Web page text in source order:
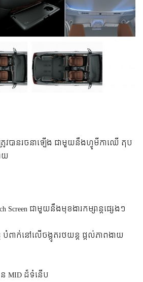
ត្រូវបានរចនាឡើង ជាមួយនឹងហ្វូមីកាឈើ តុប
Screen ជាមួយនឹងមុខងារកម្សាន្តផ្សេងៗ
បំពាក់នៅលើចង្កូតរថយន្ត ផ្តល់ភាពងាយ
MID ដ៏ទំនើប